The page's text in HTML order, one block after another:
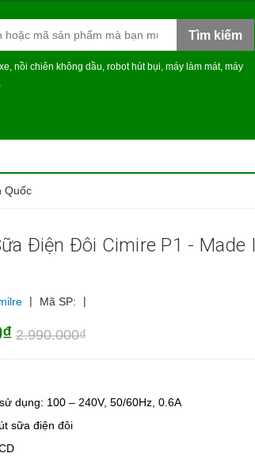
Tìm kiếm
, nồi chiên không dầu, robot hút bụi, máy làm mát, máy
,
Quốc
Điện Đôi Cimire P1 - Made
| Mã SP: |
2.990.000₫
dụng: 100 – 240V, 50/60Hz, 0.6A
sữa điện đôi